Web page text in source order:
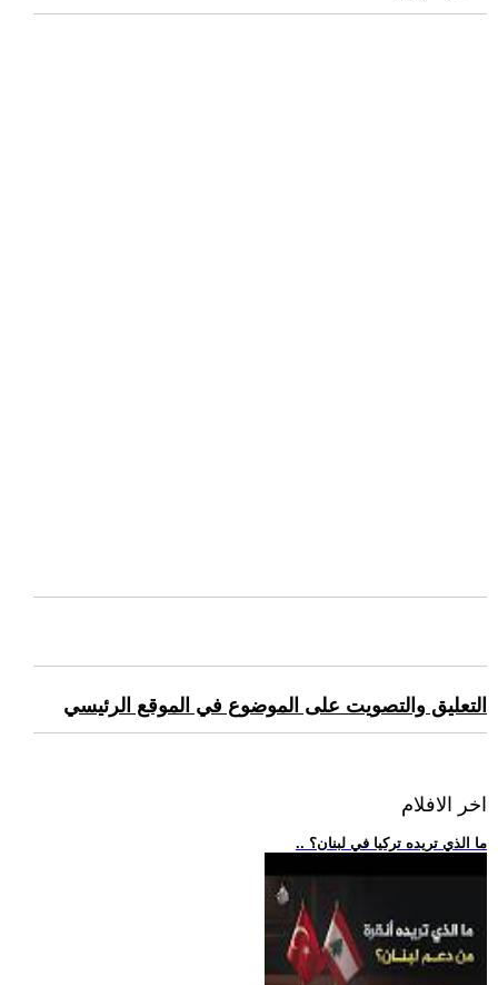
التعليق والتصويت على الموضوع في الموقع الرئيسي
اخر الافلام
.. ما الذي تريده تركيا في لبنان؟